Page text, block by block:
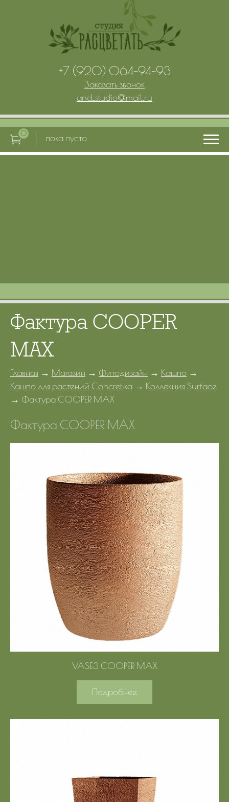
Фактура COOPER
MAX
Главная → Магазин → Фитодизайн → Кашпо →
Кашпо для растений Concretika → Коллекция Surface
→ Фактура COOPER MAX
Фактура COOPER MAX
VASE3 COOPER MAX
Подробнее
+7 (920) 064-94-93
Заказать звонок
and_studio@mail.ru
0 пока пусто
Контакты